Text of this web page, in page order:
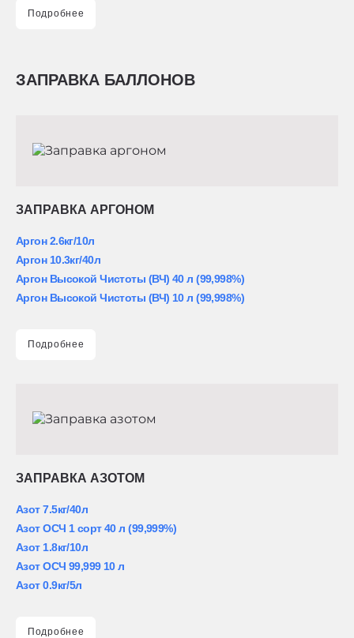
Подробнее
ЗАПРАВКА БАЛЛОНОВ
ЗАПРАВКА АРГОНОМ
Аргон 2.6кг/10л
Аргон 10.3кг/40л
Аргон Высокой Чистоты (ВЧ) 40 л (99,998%)
Аргон Высокой Чистоты (ВЧ) 10 л (99,998%)
Подробнее
ЗАПРАВКА АЗОТОМ
Азот 7.5кг/40л
Азот ОСЧ 1 сорт 40 л (99,999%)
Азот 1.8кг/10л
Азот ОСЧ 99,999 10 л
Азот 0.9кг/5л
Подробнее